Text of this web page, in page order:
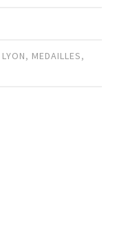
LYON, MEDAILLES,